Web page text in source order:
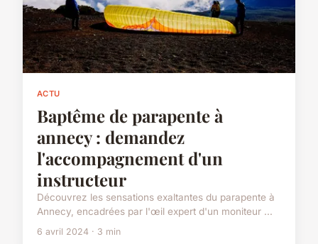
ACTU
Baptême de parapente à
annecy : demandez
l'accompagnement d'un
instructeur
Découvrez les sensations exaltantes du parapente à
Annecy, encadrées par l'œil expert d'un moniteur ...
6 avril 2024 · 3 min